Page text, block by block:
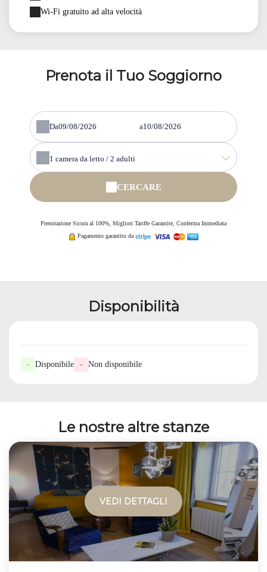
Wi-Fi gratuito ad alta velocità
Prenota il Tuo Soggiorno
Da a
1 camera da letto / 2 adulti
CERCARE
Prenotazione Sicura al 100%, Migliori Tariffe Garantite, Conferma Immediata
Pagamento garantito da
Disponibilità
- Disponibile - Non disponibile
Le nostre altre stanze
VEDI DETTAGLI